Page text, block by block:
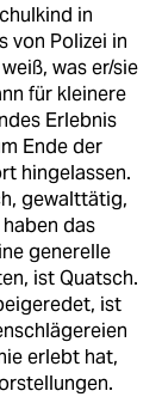
in
von Polizei in
was er/sie
für kleinere
Erlebnis
Ende der
hingelassen.
gewalttätig,
das
generelle
ist Quatsch.
ist
erlebt hat,